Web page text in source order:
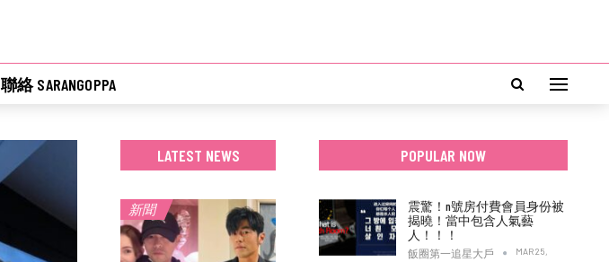
聯絡 SARANGOPPA
POPULAR NOW
震驚！n號房付費會員身份被
揭曉！當中包含人氣藝
人！！！
飯圈第一追星大戶
MAR 25,
LATEST NEWS
新聞